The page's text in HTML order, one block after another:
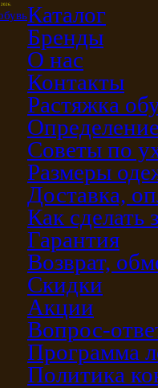
Каталог
Бренды
О нас
Контакты
Растяжка
Советы по
Размеры
Доставка,
Как сделать
Гарантия
Возврат,
Скидки
Акции
Вопрос-
Программа
Политика